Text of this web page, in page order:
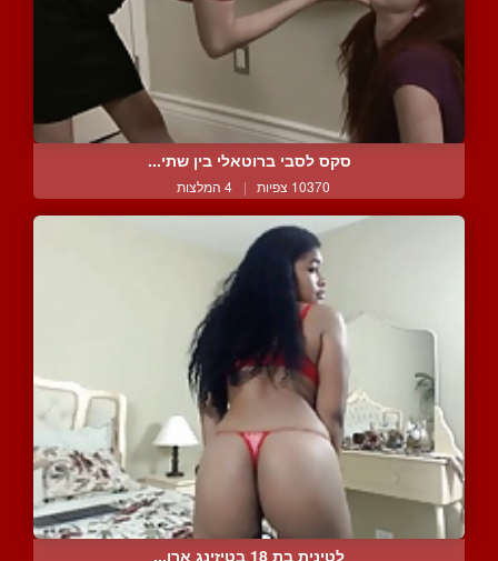
סקס לסבי ברוטאלי בין שתי...
10370 צפיות | 4 המלצות
לטינית בת 18 בטיזינג ארו...